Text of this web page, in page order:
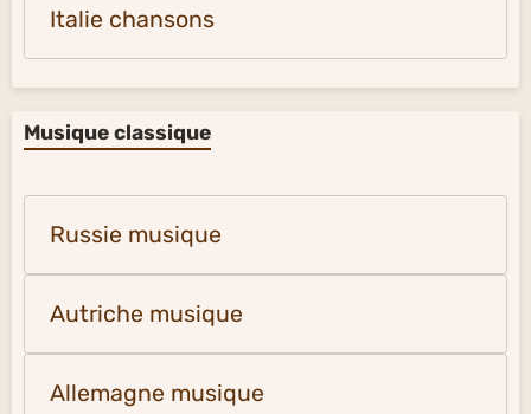
Italie chansons
Musique classique
Russie musique
Autriche musique
Allemagne musique